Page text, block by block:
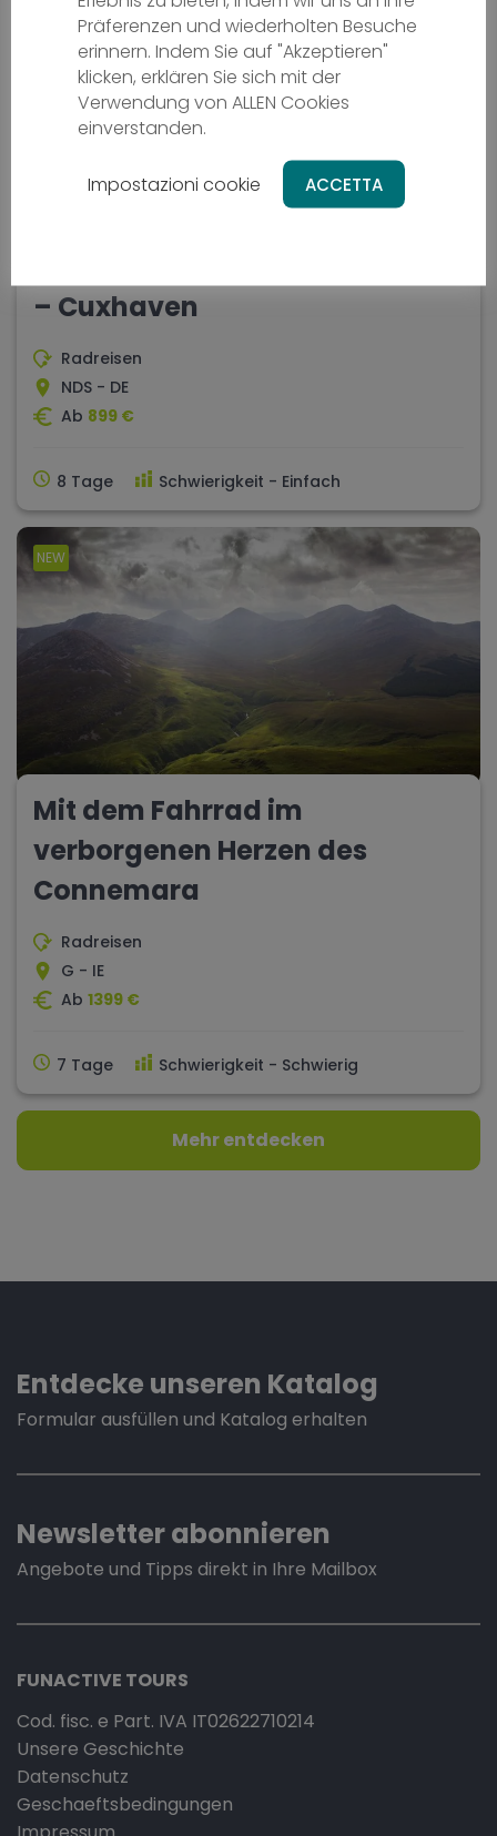
– Cuxhaven
Radreisen
NDS - DE
Ab 899 €
8 Tage Schwierigkeit - Einfach
NEW
Mit dem Fahrrad im
verborgenen Herzen des
Connemara
Radreisen
G - IE
Ab 1399 €
7 Tage Schwierigkeit - Schwierig
Mehr entdecken
Entdecke unseren Katalog
Formular ausfüllen und Katalog erhalten
Newsletter abonnieren
Angebote und Tipps direkt in Ihre Mailbox
FUNACTIVE TOURS
Cod. fisc. e Part. IVA IT02622710214
Unsere Geschichte
Datenschutz
Geschaeftsbedingungen
Präferenzen und wiederholten Besuche
erinnern. Indem Sie auf "Akzeptieren"
klicken, erklären Sie sich mit der
Verwendung von ALLEN Cookies
einverstanden.
Impostazioni cookie ACCETTA